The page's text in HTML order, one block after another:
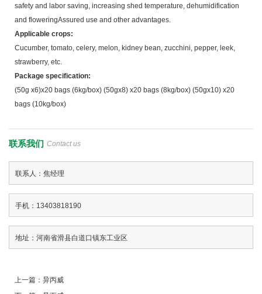
safety and labor saving, increasing shed temperature, dehumidification
and floweringAssured use and other advantages.
Applicable crops:
Cucumber, tomato, celery, melon, kidney bean, zucchini, pepper, leek,
strawberry, etc.
Package specification:
(50g x6)x20 bags (6kg/box) (50gx8) x20 bags (8kg/box) (50gx10) x20
bags (10kg/box)
联系我们 Contact us
联系人：焦经理
手机：13403818190
地址：河南省滑县白道口镇东工业区
上一篇： 异丙威